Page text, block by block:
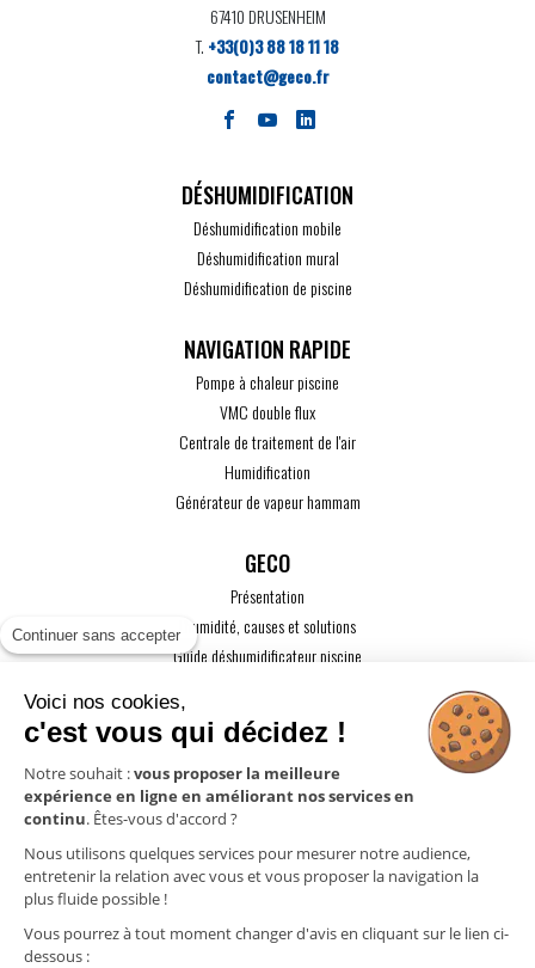
Continuer sans accepter
Voici nos cookies,
c'est vous qui décidez !
Notre souhait :vous proposer la meilleure
expérience en ligne en améliorant nos services en
continu. Êtes-vous d'accord ?
Nous utilisons quelques services pour mesurer notre audience,
entretenir la relation avec vous et vous proposer la navigation la
plus fluide possible !
Vous pourrez à tout moment changer d'avis en cliquant sur le lien ci-
dessous :
67410 DRUSENHEIM
T. +33(0)3 88 18 11 18
contact@geco.fr
DÉSHUMIDIFICATION
Déshumidification mobile
Déshumidification mural
Déshumidification de piscine
Pompe à chaleur piscine
VMC double flux
Centrale de traitement de l'air
Humidification
Générateur de vapeur hammam
GECO
Présentation
L'humidité, causes et solutions
Guide déshumidificateur piscine
Guide VMC
ACTUALITÉS
CONTACT
ESPACE PRO
Mentions légales
Politique de confidentialité